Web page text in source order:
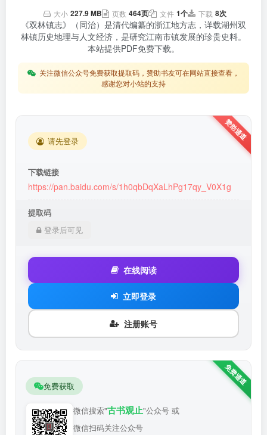
大小 227.9 MB 页数 464页 文件 1个 下载 8次
《双林镇志》（同治）是清代编纂的浙江地方志，详载湖州双
林镇历史地理与人文经济，是研究江南市镇发展的珍贵史料。
本站提供PDF免费下载。
关注微信公众号免费获取提取码，赞助书友可在网站直接查看，
感谢您对小站的支持
请先登录
下载链接
https://pan.baidu.com/s/1h0qbDqXaLhPg17qy_V0X1g
提取码
登录后可见
在线阅读
立即登录
注册账号
免费获取
微信搜索"古书观止"公众号 或
微信扫码关注公众号